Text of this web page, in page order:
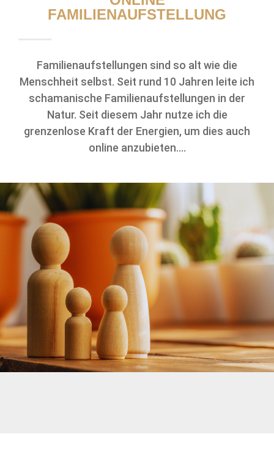
FAMILIENAUFSTELLUNG
Familienaufstellungen sind so alt wie die
Menschheit selbst. Seit rund 10 Jahren leite ich
schamanische Familienaufstellungen in der
Natur. Seit diesem Jahr nutze ich die
grenzenlose Kraft der Energien, um dies auch
online anzubieten….